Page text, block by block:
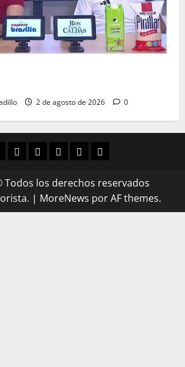
2 de agosto de 2026 0
Todos los derechos reservados
| MoreNews por AF themes.